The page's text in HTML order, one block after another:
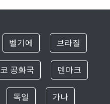
벨기에 브라질
공화국 덴마크
독일 가나